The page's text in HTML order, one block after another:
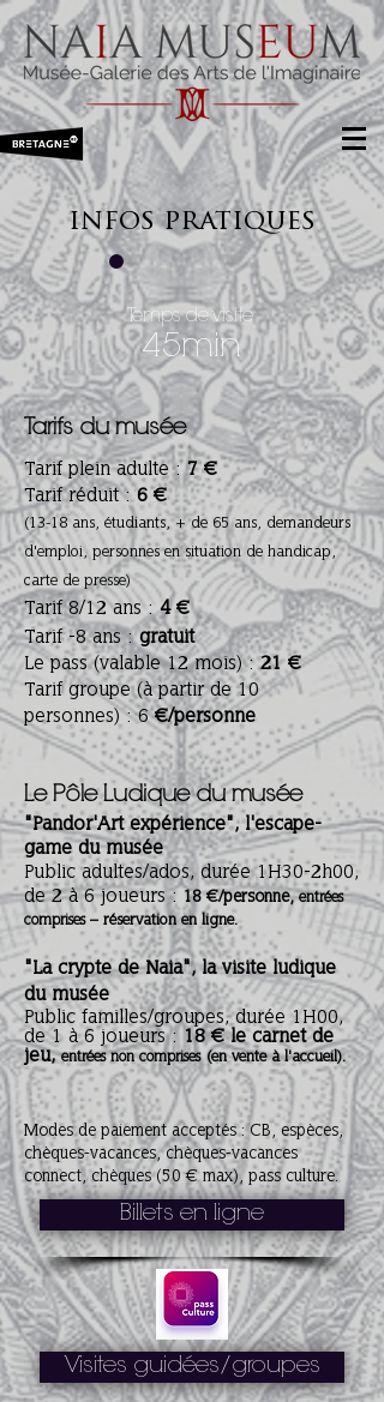
infos pratiques
Temps de visite
45min
Tarifs du musée
Tarif plein adulte :7 €
Tarif réduit :6 €
(13-18 ans, étudiants,+ de 65 ans, demandeurs
d'emploi, personnes en situation de handicap,
carte de presse)
Tarif 8/12 ans :4 €
Tarif -8 ans :gratuit
Le pass (valable 12 mois) :21 €
Tarif groupe (à partir de 10
personnes) : 6€/personne
Le Pôle Ludique du musée
"Pandor'Art expérience",l'escape-
game du musée
Public adultes/ados, durée 1H30-2h00,
de 2 à 6 joueurs : 18 €/personne,entrées
comprises – réservation en ligne.
"La crypte de Naia", la visite ludique
du musée
Public familles/groupes, durée 1H00,
de 1 à 6 joueurs : 18 € le carnet de
jeu,entrées non comprises (en vente à l'accueil).
Modes de paiement acceptés : CB, espèces,
chèques-vacances, chèques-vacances
connect, chèques (50 € max), pass culture.
Billets en ligne
Visites guidées/groupes